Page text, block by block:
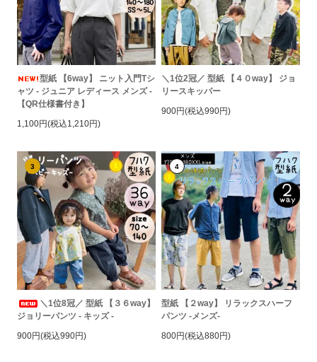
型紙 【6way】 ニット入門Tシ
ャツ - ジュニア レディース メンズ -
【QR仕様書付き】
1,100円(税込1,210円)
＼1位2冠／ 型紙 【４０way】 ジョ
リースキッパー
900円(税込990円)
3
＼1位8冠／ 型紙 【３６way】
ジョリーパンツ - キッズ -
900円(税込990円)
4
型紙 【２way】 リラックスハーフ
パンツ -メンズ-
800円(税込880円)